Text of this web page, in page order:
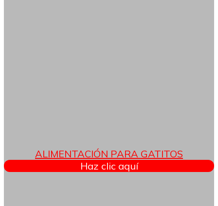
ALIMENTACIÓN PARA GATITOS
Haz clic aquí